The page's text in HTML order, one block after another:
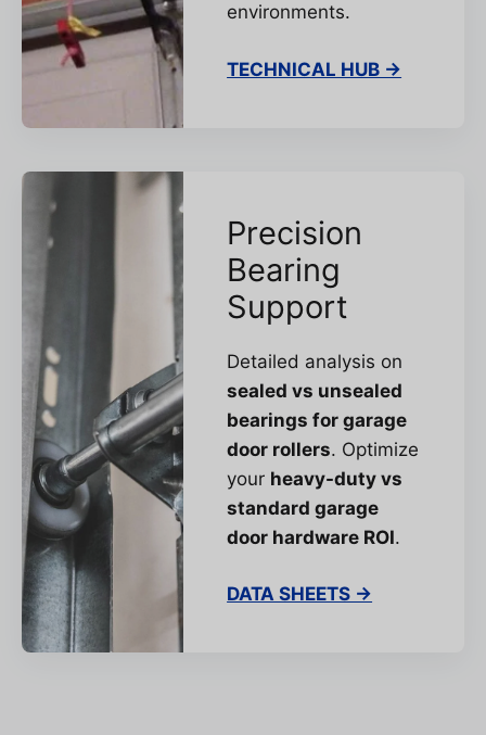
environments.
TECHNICAL HUB →
Precision
Bearing
Support
Detailed analysis on
sealed vs unsealed
bearings for garage
door rollers. Optimize
your heavy-duty vs
standard garage
door hardware ROI.
DATA SHEETS →